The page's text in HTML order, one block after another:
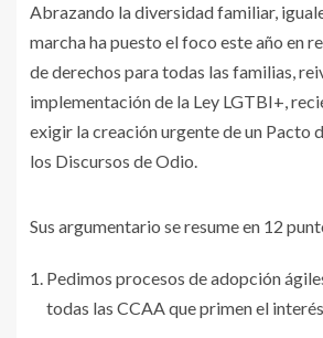
Abrazando la diversidad familiar,
marcha ha puesto el foco este año en
de derechos para todas las familias,
implementación de la Ley LGTBI+,
exigir la creación urgente de un Pacto
los Discursos de Odio.
Sus argumentario se resume en 12
Pedimos procesos de adopción
todas las CCAA que primen el